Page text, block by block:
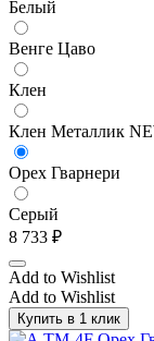
Белый
Венге Цаво
Клен
Клен Металлик
Орех Гварнери
Серый
8 733 ₽
Add to Wishlist
Add to Wishlist
Купить в 1 клик